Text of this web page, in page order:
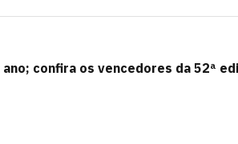
confira os vencedores da 52ª